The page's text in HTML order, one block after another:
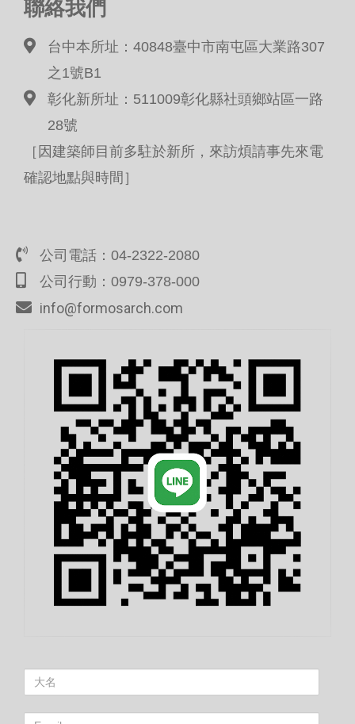
聯絡我們
台中本所址：40848臺中市南屯區大業路307
之1號B1
彰化新所址：511009彰化縣社頭鄉站區一路
28號
［因建築師目前多駐於新所，來訪煩請事先來電
確認地點與時間］
公司電話：04-2322-2080
公司行動：0979-378-000
info@formosarch.com